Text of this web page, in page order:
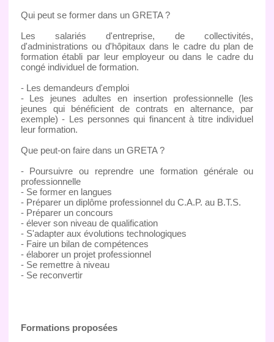
Qui peut se former dans un GRETA ?
Les salariés d'entreprise, de collectivités,
d'administrations ou d'hôpitaux dans le cadre du plan de
formation établi par leur employeur ou dans le cadre du
congé individuel de formation.
- Les demandeurs d'emploi
- Les jeunes adultes en insertion professionnelle (les
jeunes qui bénéficient de contrats en alternance, par
exemple) - Les personnes qui financent à titre individuel
leur formation.
Que peut-on faire dans un GRETA ?
- Poursuivre ou reprendre une formation générale ou
professionnelle
- Se former en langues
- Préparer un diplôme professionnel du C.A.P. au B.T.S.
- Préparer un concours
- élever son niveau de qualification
- S'adapter aux évolutions technologiques
- Faire un bilan de compétences
- élaborer un projet professionnel
- Se remettre à niveau
- Se reconvertir
Formations proposées